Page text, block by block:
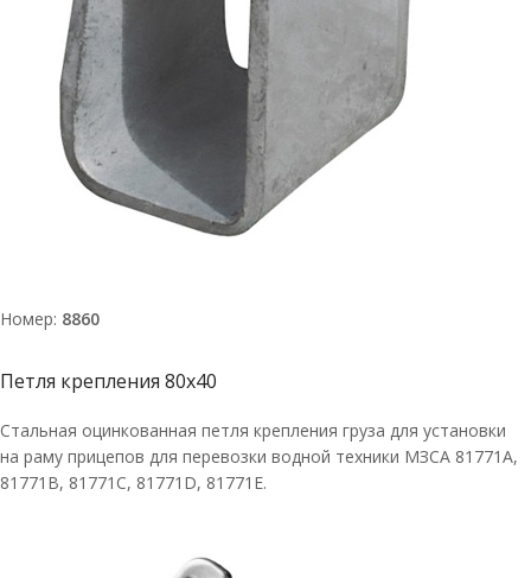
Номер: 8860
Петля крепления 80х40
Стальная оцинкованная петля крепления груза для установки
на раму прицепов для перевозки водной техники МЗСА 81771A,
81771В, 81771С, 81771D, 81771E.